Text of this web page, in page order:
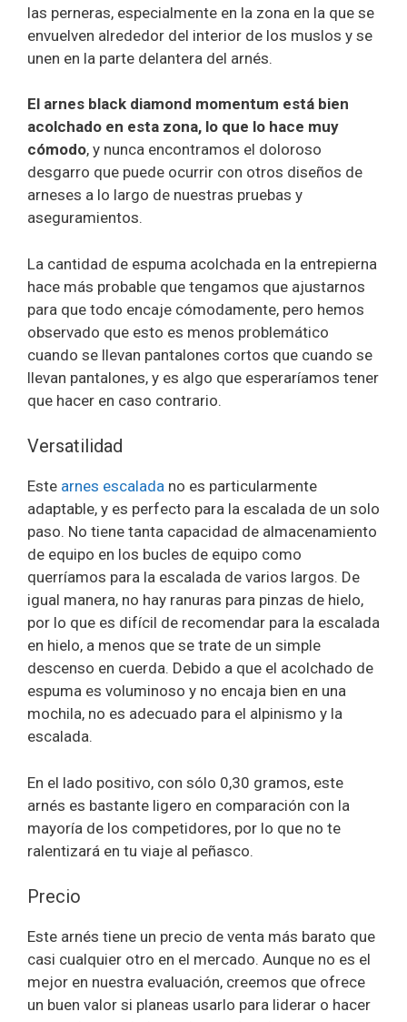
las perneras, especialmente en la zona en la que se
envuelven alrededor del interior de los muslos y se
unen en la parte delantera del arnés.
El arnes black diamond momentum está bien
acolchado en esta zona, lo que lo hace muy
cómodo, y nunca encontramos el doloroso
desgarro que puede ocurrir con otros diseños de
arneses a lo largo de nuestras pruebas y
aseguramientos.
La cantidad de espuma acolchada en la entrepierna
hace más probable que tengamos que ajustarnos
para que todo encaje cómodamente, pero hemos
observado que esto es menos problemático
cuando se llevan pantalones cortos que cuando se
llevan pantalones, y es algo que esperaríamos tener
que hacer en caso contrario.
Versatilidad
Este arnes escalada no es particularmente
adaptable, y es perfecto para la escalada de un solo
paso. No tiene tanta capacidad de almacenamiento
de equipo en los bucles de equipo como
querríamos para la escalada de varios largos. De
igual manera, no hay ranuras para pinzas de hielo,
por lo que es difícil de recomendar para la escalada
en hielo, a menos que se trate de un simple
descenso en cuerda. Debido a que el acolchado de
espuma es voluminoso y no encaja bien en una
mochila, no es adecuado para el alpinismo y la
escalada.
En el lado positivo, con sólo 0,30 gramos, este
arnés es bastante ligero en comparación con la
mayoría de los competidores, por lo que no te
ralentizará en tu viaje al peñasco.
Precio
Este arnés tiene un precio de venta más barato que
casi cualquier otro en el mercado. Aunque no es el
mejor en nuestra evaluación, creemos que ofrece
un buen valor si planeas usarlo para liderar o hacer